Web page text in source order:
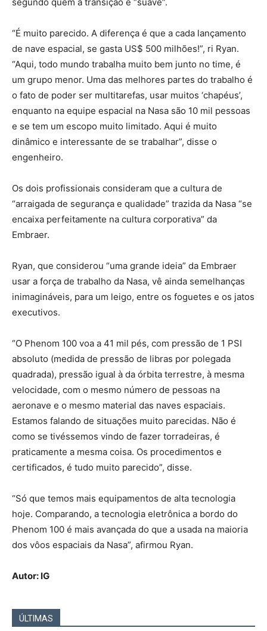
“É muito parecido. A diferença é que a cada lançamento
de nave espacial, se gasta US$ 500 milhões!”, ri Ryan.
“Aqui, todo mundo trabalha muito bem junto no time, é
um grupo menor. Uma das melhores partes do trabalho é
o fato de poder ser multitarefas, usar muitos ‘chapéus’,
enquanto na equipe espacial na Nasa são 10 mil pessoas
e se tem um escopo muito limitado. Aqui é muito
dinâmico e interessante de se trabalhar”, disse o
engenheiro.
Os dois profissionais consideram que a cultura de
“arraigada de segurança e qualidade” trazida da Nasa “se
encaixa perfeitamente na cultura corporativa” da
Embraer.
Ryan, que considerou “uma grande ideia” da Embraer
usar a força de trabalho da Nasa, vê ainda semelhanças
inimagináveis, para um leigo, entre os foguetes e os jatos
executivos.
“O Phenom 100 voa a 41 mil pés, com pressão de 1 PSI
absoluto (medida de pressão de libras por polegada
quadrada), pressão igual à da órbita terrestre, à mesma
velocidade, com o mesmo número de pessoas na
aeronave e o mesmo material das naves espaciais.
Estamos falando de situações muito parecidas. Não é
como se tivéssemos vindo de fazer torradeiras, é
praticamente a mesma coisa. Os procedimentos e
certificados, é tudo muito parecido”, disse.
“Só que temos mais equipamentos de alta tecnologia
hoje. Comparando, a tecnologia eletrônica a bordo do
Phenom 100 é mais avançada do que a usada na maioria
dos vôos espaciais da Nasa”, afirmou Ryan.
Autor: IG
ÚLTIMAS